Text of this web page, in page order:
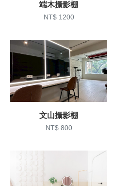
端木攝影棚
NT$ 1200
文山攝影棚
NT$ 800